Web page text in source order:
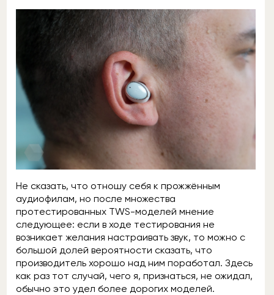
Не сказать, что отношу себя к прожжённым
аудиофилам, но после множества
протестированных TWS-моделей мнение
следующее: если в ходе тестирования не
возникает желания настраивать звук, то можно с
большой долей вероятности сказать, что
производитель хорошо над ним поработал. Здесь
как раз тот случай, чего я, признаться, не ожидал,
обычно это удел более дорогих моделей.